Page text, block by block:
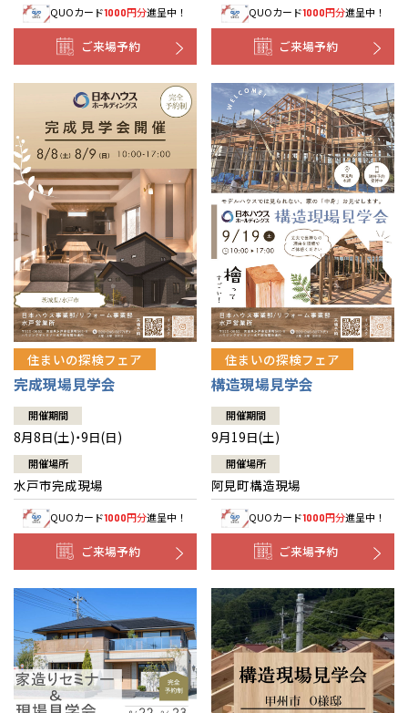
QUOカード1000円分進呈中！
ご来場予約
QUOカード1000円分進呈中！
ご来場予約
住まいの探検フェア
完成現場見学会
開催期間
8月8日(土)・9日(日)
開催場所
水戸市完成現場
QUOカード1000円分進呈中！
ご来場予約
住まいの探検フェア
構造現場見学会
開催期間
9月19日(土)
開催場所
阿見町構造現場
QUOカード1000円分進呈中！
ご来場予約